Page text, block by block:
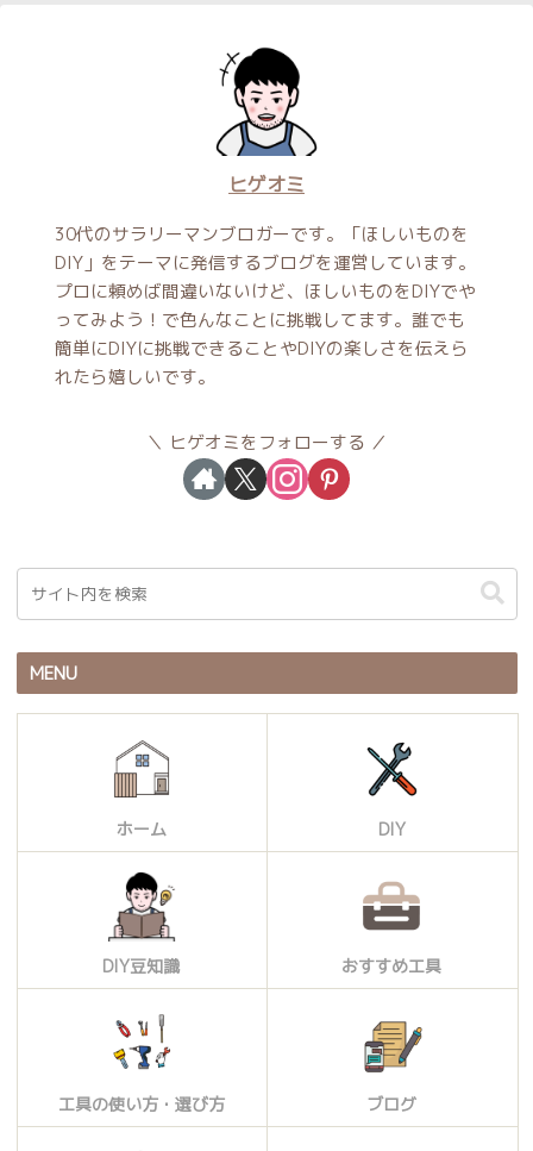
ヒゲオミ
30代のサラリーマンブロガーです。「ほしいものを
DIY」をテーマに発信するブログを運営しています。
プロに頼めば間違いないけど、ほしいものをDIYでや
ってみよう！で色んなことに挑戦してます。誰でも
簡単にDIYに挑戦できることやDIYの楽しさを伝えら
れたら嬉しいです。
ヒゲオミをフォローする
MENU
ホーム DIY
DIY豆知識 おすすめ工具
工具の使い方・選び方 ブログ